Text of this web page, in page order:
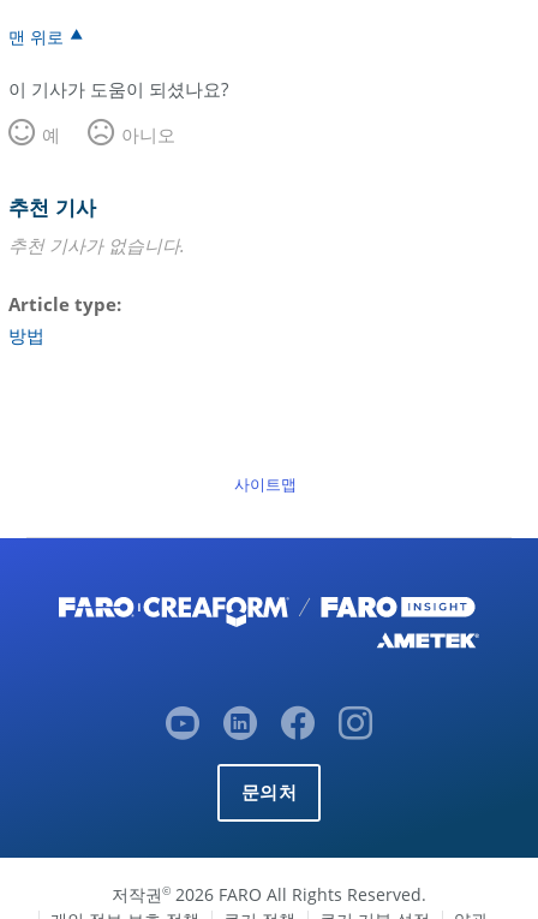
맨 위로
이 기사가 도움이 되셨나요?
예
아니오
추천 기사
추천 기사가 없습니다.
Article type
방법
사이트맵
문의처
저작권© 2026 FARO All Rights Reserved.